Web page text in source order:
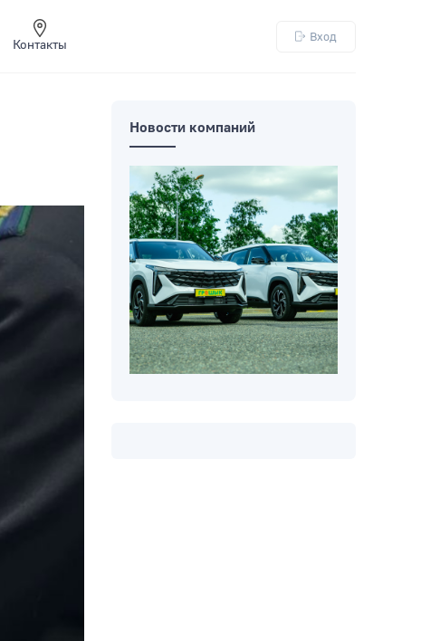
Контакты
Вход
Новости компаний